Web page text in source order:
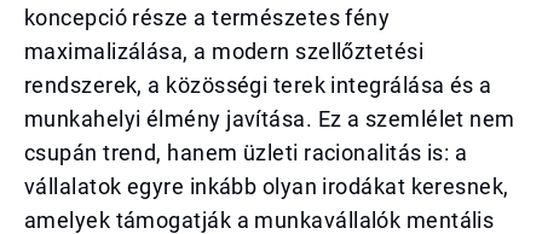
koncepció része a természetes fény
maximalizálása, a modern szellőztetési
rendszerek, a közösségi terek integrálása és a
munkahelyi élmény javítása. Ez a szemlélet nem
csupán trend, hanem üzleti racionalitás is: a
vállalatok egyre inkább olyan irodákat keresnek,
amelyek támogatják a munkavállalók mentális